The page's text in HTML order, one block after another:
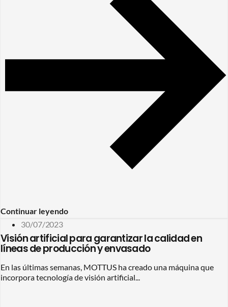
Continuar leyendo
30/07/2023
Visión artificial para garantizar la calidad en
líneas de producción y envasado
En las últimas semanas, MOTTUS ha creado una máquina que
incorpora tecnología de visión artificial...